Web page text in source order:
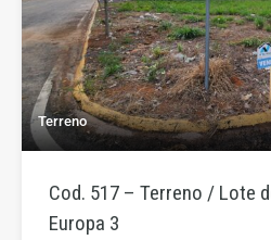
Terreno
Cod. 517 – Terreno / Lote
Europa 3